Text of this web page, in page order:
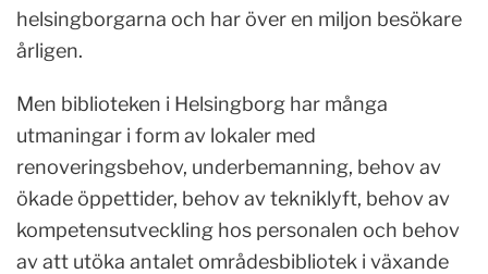
helsingborgarna och har över en miljon besökare
årligen.
Men biblioteken i Helsingborg har många
utmaningar i form av lokaler med
renoveringsbehov, underbemanning, behov av
ökade öppettider, behov av tekniklyft, behov av
kompetensutveckling hos personalen och behov
av att utöka antalet områdesbibliotek i växande